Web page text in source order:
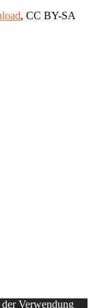
, CC BY-SA
Verwendung